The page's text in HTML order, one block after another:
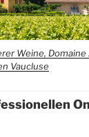
Weine, Domaine
Vaucluse